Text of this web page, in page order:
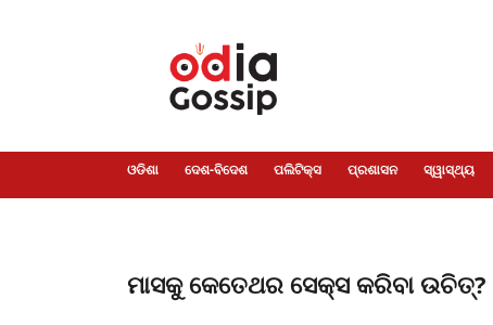
ଓଡିଶା ଦେଶ-ବିଦେଶ ପଲିଟିକ୍ସ ପ୍ରଶାସନ ସ୍ୱାସ୍ଥ୍ୟ
ମାସକୁ କେତେଥର ସେକ୍ସ କରିବା ଉଚିତ୍?